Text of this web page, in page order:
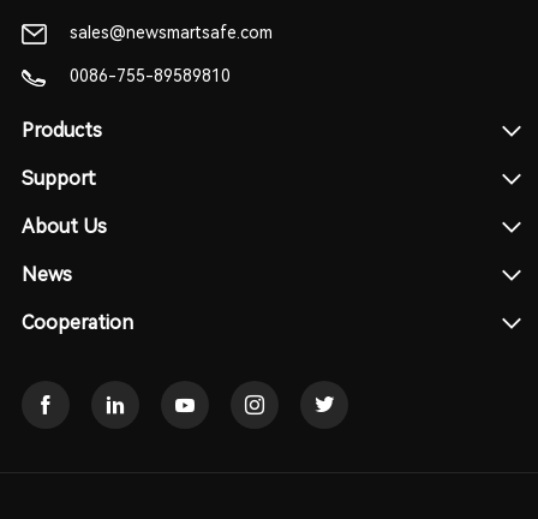
sales@newsmartsafe.com
0086-755-89589810
Products
Support
About Us
News
Cooperation